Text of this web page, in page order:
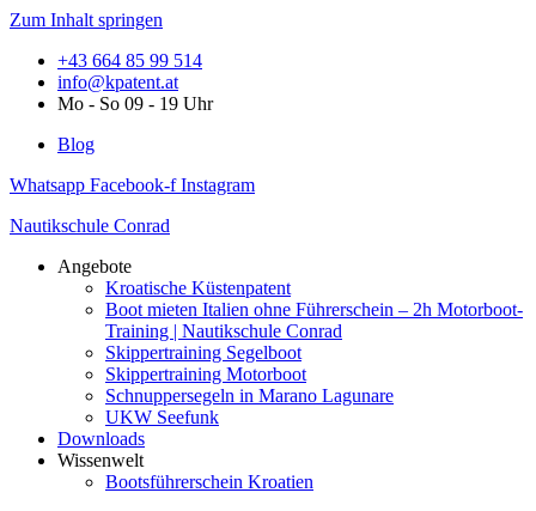
Zum Inhalt springen
+43 664 85 99 514
info@kpatent.at
Mo - So 09 - 19 Uhr
Blog
Whatsapp Facebook-f Instagram
Nautikschule Conrad
Angebote
Kroatische Küstenpatent
Boot mieten Italien ohne Führerschein – 2h Motorboot-
Training | Nautikschule Conrad
Skippertraining Segelboot
Skippertraining Motorboot
Schnuppersegeln in Marano Lagunare
UKW Seefunk
Downloads
Wissenwelt
Bootsführerschein Kroatien